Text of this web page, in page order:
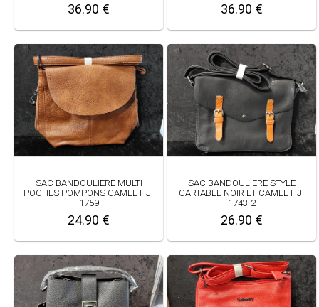
36.90 € 36.90 €
SAC BANDOULIERE MULTI
POCHES POMPONS CAMEL HJ-
1759
24.90 €
SAC BANDOULIERE STYLE
CARTABLE NOIR ET CAMEL HJ-
1743-2
26.90 €